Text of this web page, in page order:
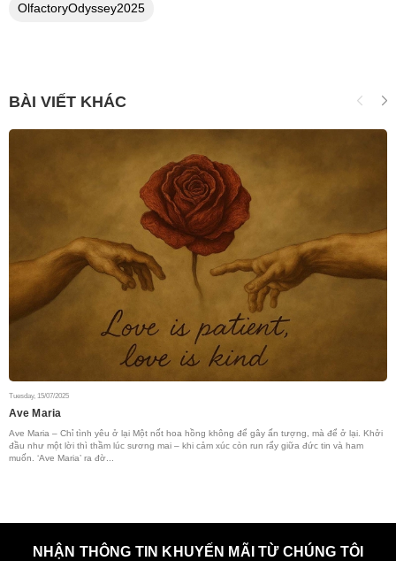
OlfactoryOdyssey2025
BÀI VIẾT KHÁC
Tuesday, 15/07/2025
Ave Maria
Ave Maria – Chỉ tình yêu ở lại Một nốt hoa hồng không để gây ấn tượng, mà để ở lại. Khởi
đầu như một lời thì thầm lúc sương mai – khi cảm xúc còn run rẩy giữa đức tin và ham
muốn. ‘Ave Maria’ ra đờ...
NHẬN THÔNG TIN KHUYẾN MÃI TỪ CHÚNG TÔI